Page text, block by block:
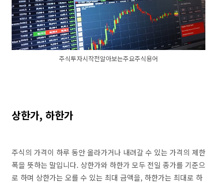
주식투자시작전알아보는주요주식용어
상한가, 하한가
주식의 가격이 하루 동안 올라가거나 내려갈 수 있는 가격의 제한
폭을 뜻하는 말입니다. 상한가와 하한가 모두 전일 종가를 기준으
로 하며 상한가는 오를 수 있는 최대 금액을, 하한가는 최대로 하